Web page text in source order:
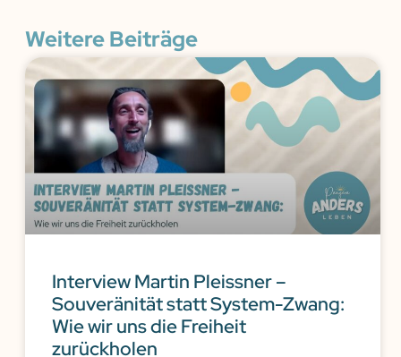
Weitere Beiträge
Interview Martin Pleissner –
Souveränität statt System-Zwang:
Wie wir uns die Freiheit
zurückholen